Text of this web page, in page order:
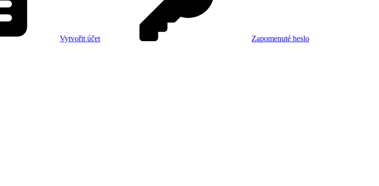
Vytvořit účet Zapomenuté heslo